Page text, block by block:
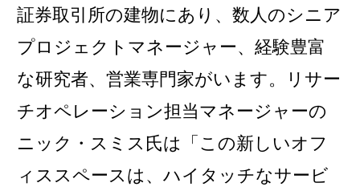
証券取引所の建物にあり、数人のシニア
プロジェクトマネージャー、経験豊富
な研究者、営業専門家がいます。リサー
チオペレーション担当マネージャーの
ニック・スミス 氏は「この新しいオフ
ィススペースは、ハイタッチなサービ